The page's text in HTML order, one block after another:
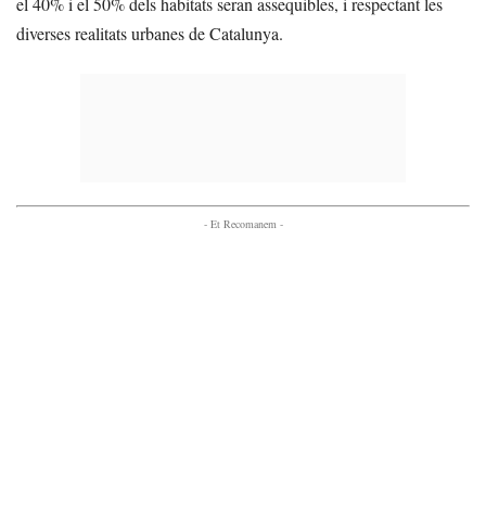
diverses realitats urbanes de Catalunya.
- Et Recomanem -